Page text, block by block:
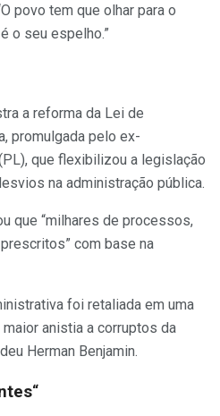
povo tem que olhar para o
o seu espelho.”
a reforma da Lei de
promulgada pelo ex-
que flexibilizou a legislação
na administração pública.
que “milhares de processos,
com base na
foi retaliada em uma
anistia a corruptos da
Herman Benjamin.
“